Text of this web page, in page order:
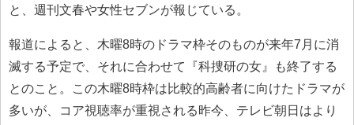
と、週刊文春や女性セブンが報じている。
報道によると、木曜8時のドラマ枠そのものが来年7月に消
滅する予定で、それに合わせて『科捜研の女』も終了する
とのこと。この木曜8時枠は比較的高齢者に向けたドラマが
多いが、コア視聴率が重視される昨今、テレビ朝日はより